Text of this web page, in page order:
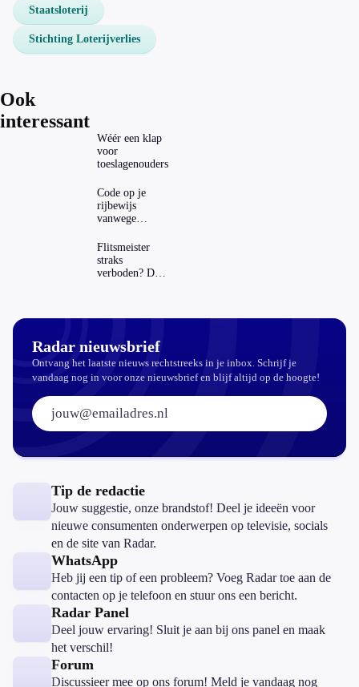
Staatsloterij
Stichting Loterijverlies
Ook
interessant
Wéér een klap
voor
toeslagenouders
Code op je
rijbewijs
vanwege
autisme? Zo
verwijder je
hem
Flitsmeister
straks
verboden? Dit
Radar nieuwsbrief
Ontvang het laatste nieuws rechtstreeks in je inbox. Schrijf je
vandaag nog in voor onze nieuwsbrief en blijf altijd op de hoogte!
E-mailadres:
Tip de redactie
Jouw suggestie, onze brandstof! Deel je ideeën voor
nieuwe consumenten onderwerpen op televisie, socials
en de site van Radar.
WhatsApp
Heb jij een tip of een probleem? Voeg Radar toe aan de
contacten op je telefoon en stuur ons een bericht.
Radar Panel
Deel jouw ervaring! Sluit je aan bij ons panel en maak
het verschil!
Forum
Discussieer mee op ons forum! Meld je vandaag nog